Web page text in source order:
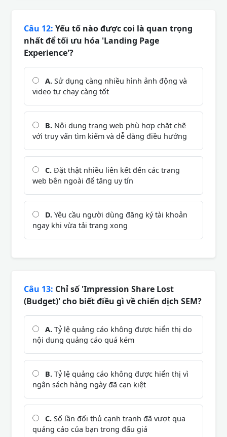
Câu 12: Yếu tố nào được coi là quan trọng
nhất để tối ưu hóa 'Landing Page
Experience'?
A. Sử dụng càng nhiều hình ảnh động và
video tự chạy càng tốt
B. Nội dung trang web phù hợp chặt chẽ
với truy vấn tìm kiếm và dễ dàng điều hướng
C. Đặt thật nhiều liên kết đến các trang
web bên ngoài để tăng uy tín
D. Yêu cầu người dùng đăng ký tài khoản
ngay khi vừa tải trang xong
Câu 13: Chỉ số 'Impression Share Lost
(Budget)' cho biết điều gì về chiến dịch SEM?
A. Tỷ lệ quảng cáo không được hiển thị do
nội dung quảng cáo quá kém
B. Tỷ lệ quảng cáo không được hiển thị vì
ngân sách hàng ngày đã cạn kiệt
C. Số lần đối thủ cạnh tranh đã vượt qua
quảng cáo của bạn trong đấu giá